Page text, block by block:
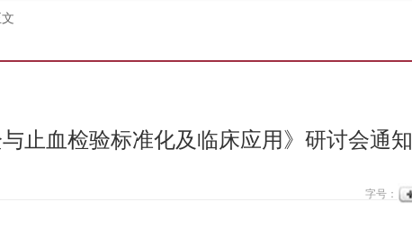
与止血检验标准化及临床应用》研讨会通知
字号：